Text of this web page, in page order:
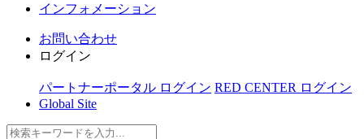
インフォメーション
お問い合わせ
ログイン
パートナーポータル ログイン RED CENTER ログイン
Global Site